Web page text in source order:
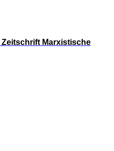
Zeitschrift Marxistische